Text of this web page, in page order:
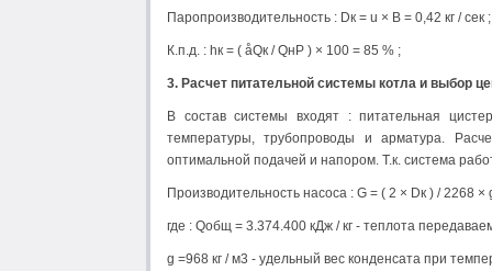
Паропроизводительность : Dк = u × В = 0,42 кг / сек ;
К.п.д. : hк = ( åQк / QнР ) × 100 = 85 % ;
3. Расчет питательной системы котла и выбор
В состав системы входят : питательная
температуры, трубопроводы и арматура.
оптимальной подачей и напором. Т.к. система
Производительность насоса : G = ( 2 × Dк ) / 2268 ×
где : Qобщ = 3.374.400 кДж / кг - теплота
g =968 кг / м3 - удельный вес конденсата при